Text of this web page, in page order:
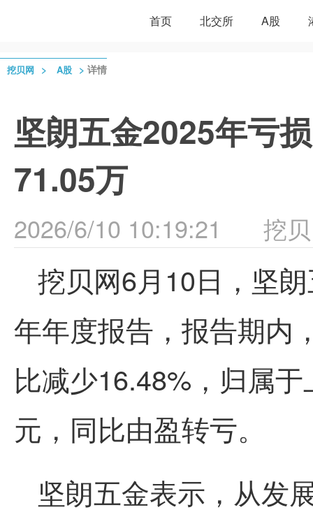
首页 北交所 A股
挖贝网 > A股 > 详情
坚朗五金2025年亏
71.05万
2026/6/10 10:19:21 挖
挖贝网6月10日，坚
年年度报告，报告期内
比减少16.48%，归属
元，同比由盈转亏。
坚朗五金表示，从发